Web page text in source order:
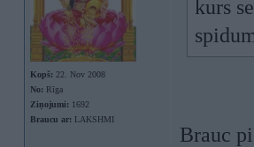
Kopš: 22. Nov 2008
No: Rīga
Ziņojumi: 1692
Braucu ar: LAKSHMI
kurs
Brauc